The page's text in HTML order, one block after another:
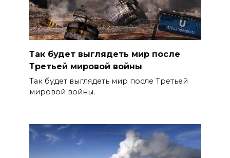
Так будет выглядеть мир после
Третьей мировой войны
Так будет выглядеть мир после Третьей
мировой войны.